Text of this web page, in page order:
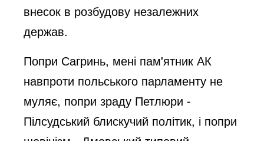
внесок в розбудову незалежних
держав.
Попри Сагринь, мені пам'ятник АК
навпроти польського парламенту не
муляє, попри зраду Петлюри -
Пілсудський блискучий політик, і попри